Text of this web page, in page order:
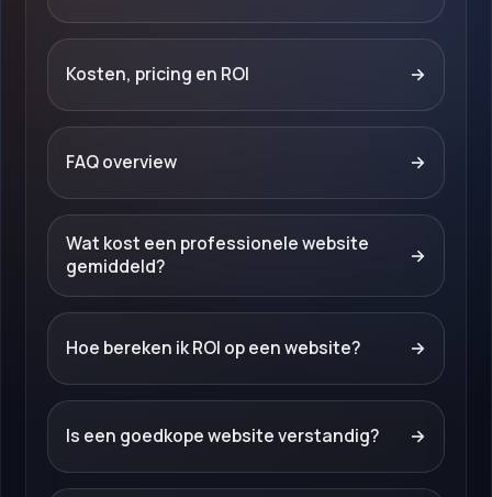
Kosten, pricing en ROI →
FAQ overview →
Wat kost een professionele website
gemiddeld?
→
Hoe bereken ik ROI op een website? →
Is een goedkope website verstandig? →